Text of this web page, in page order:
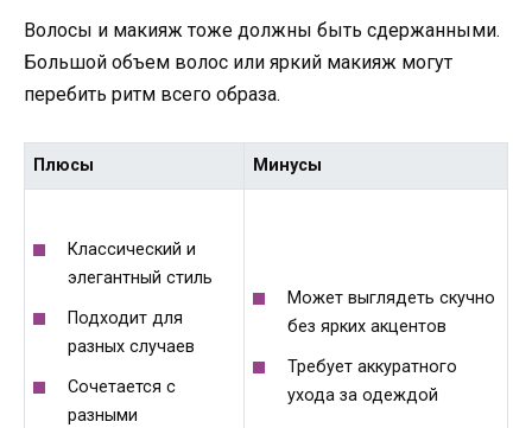
Волосы и макияж тоже должны быть сдержанными.
Большой объем волос или яркий макияж могут
перебить ритм всего образа.
Плюсы Минусы
Классический и
элегантный стиль
Подходит для
разных случаев
Сочетается с
разными
Может выглядеть скучно
без ярких акцентов
Требует аккуратного
ухода за одеждой